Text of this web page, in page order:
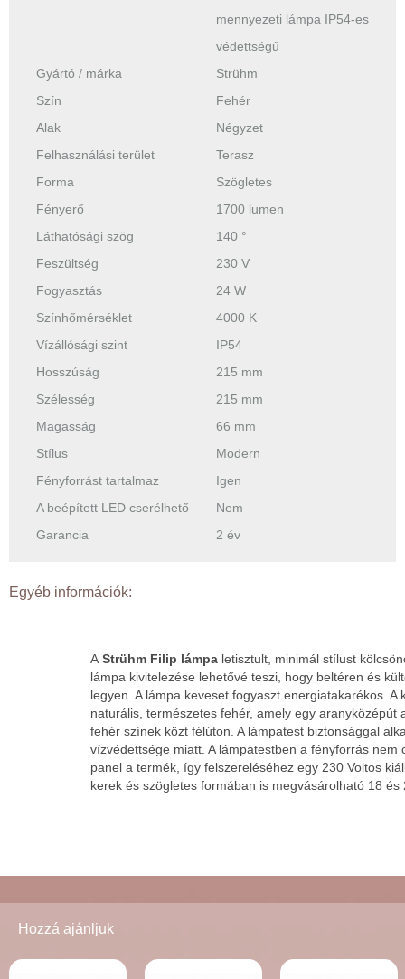
mennyezeti lámpa IP54-es
védettségű
Gyártó / márka
Strühm
Szín
Fehér
Alak
Négyzet
Felhasználási terület
Terasz
Forma
Szögletes
Fényerő
1700 lumen
Láthatósági szög
140 °
Feszültség
230 V
Fogyasztás
24 W
Színhőmérséklet
4000 K
Vízállósági szint
IP54
Hosszúság
215 mm
Szélesség
215 mm
Magasság
66 mm
Stílus
Modern
Fényforrást tartalmaz
Igen
A beépített LED cserélhető
Nem
Garancia
2 év
Egyéb információk:
A Strühm Filip lámpa letisztult, minimál stílust
lámpa kivitelezése lehetővé teszi, hogy beltéren és
legyen. A lámpa keveset fogyaszt energiatakarékos. A
naturális, természetes fehér, amely egy aranyközépút
fehér színek közt félúton. A lámpatest biztonsággal
vízvédettsége miatt. A lámpatestben a fényforrás nem
panel a termék, így felszereléséhez egy 230 Voltos
kerek és szögletes formában is megvásárolható 18
Hozzá ajánljuk